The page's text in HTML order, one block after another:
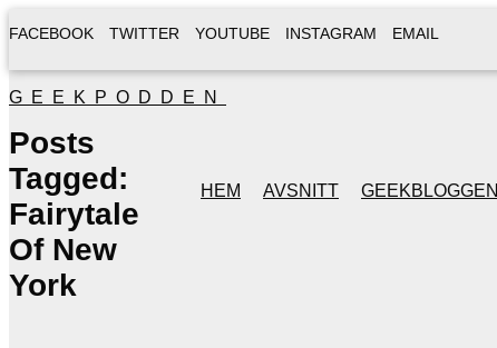
FACEBOOK TWITTER YOUTUBE INSTAGRAM EMAIL
GEEKPODDEN
HEM AVSNITT GEEKBLOGGEN
Posts
Tagged:
Fairytale
Of New
York